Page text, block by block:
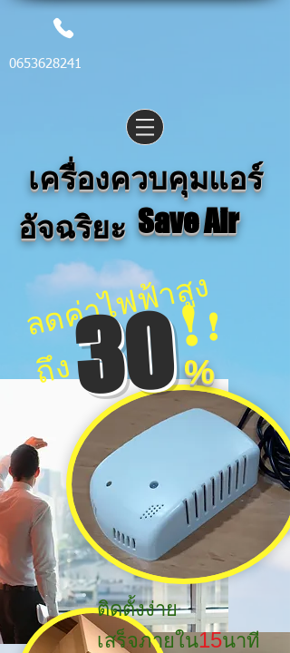
0653628241
เครื่องควบคุมแอร์
อัจฉริยะ Save Air
ล
ด
ค่
า
ไ
ฟ
ฟ้
า
สู
ง
ถึ
ง30 %
! !
ติดตั้งง่าย
เสร็จภายใน15นาที